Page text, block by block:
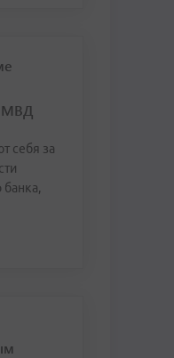
МВД
себя за
банка,